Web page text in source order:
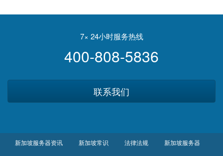
重返世界舞台中心
为什么绝望？
7× 24小时服务热线
400-808-5836
联系我们
新加坡服务器资讯 新加坡常识 法律法规 新加坡服务器